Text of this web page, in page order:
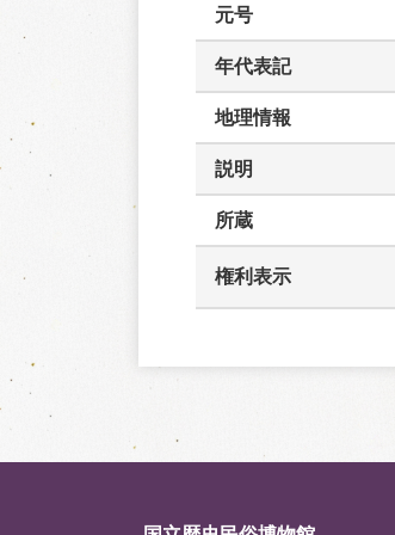
元号
年代表記
地理情報
説明
所蔵
権利表示